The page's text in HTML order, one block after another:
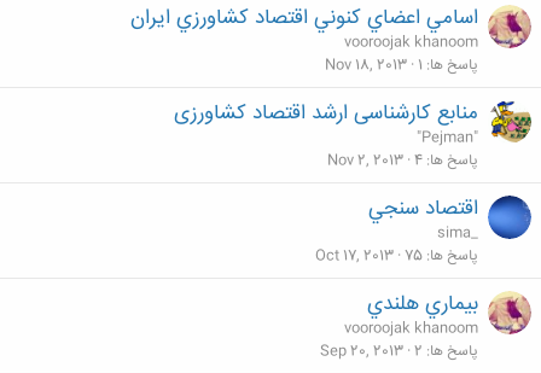
اسامي اعضاي كنوني اقتصاد كشاورزي ايران
vooroojak khanoom
پاسخ ها 1
Nov 18, 2013
منابع کارشناسی ارشد اقتصاد کشاورزی
"Pejman"
پاسخ ها 4
Nov 2, 2013
اقتصاد سنجي
sima_
پاسخ ها 75
Oct 17, 2013
بيماري هلندي
vooroojak khanoom
پاسخ ها 2
Sep 20, 2013